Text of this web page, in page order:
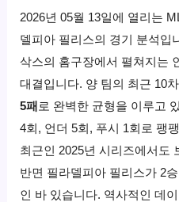
2026년 05월 13일에 열리는
델피아 필리스의 경기 분석입
삭스의 홈구장에서 펼쳐지는
대결입니다. 양 팀의 최근 10
5패 로 완벽한 균형을 이루고
4회, 언더 5회, 푸시 1회로 팽
최근인 2025년 시리즈에서도
반면 필라델피아 필리스가 2
인 바 있습니다. 역사적인 데